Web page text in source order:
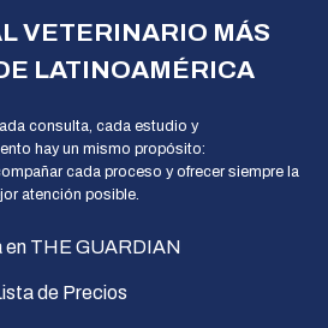
VETERINARIO MÁS
LATINOAMÉRICA
consulta, cada estudio y
hay un mismo propósito:
cada proceso y ofrecer siempre la
atención posible.
en THE GUARDIAN
de Precios